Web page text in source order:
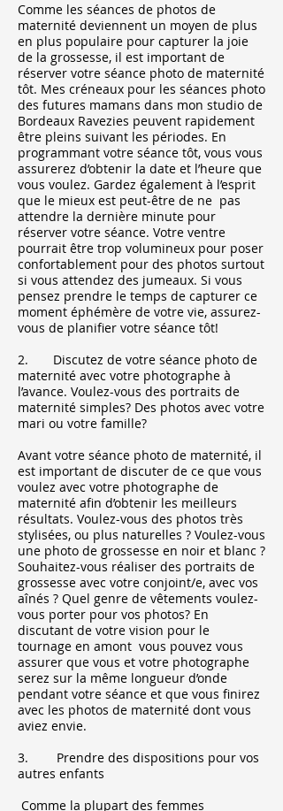
Comme les séances de photos de
maternité deviennent un moyen de plus
en plus populaire pour capturer la joie
de la grossesse, il est important de
réserver votre séance photo de maternité
tôt. Mes créneaux pour les séances photo
des futures mamans dans mon studio de
Bordeaux Ravezies peuvent rapidement
être pleins suivant les périodes. En
programmant votre séance tôt, vous vous
assurerez d’obtenir la date et l’heure que
vous voulez. Gardez également à l’esprit
que le mieux est peut-être de ne pas
attendre la dernière minute pour
réserver votre séance. Votre ventre
pourrait être trop volumineux pour poser
confortablement pour des photos surtout
si vous attendez des jumeaux. Si vous
pensez prendre le temps de capturer ce
moment éphémère de votre vie, assurez-
vous de planifier votre séance tôt!
2. Discutez de votre séance photo de
maternité avec votre photographe à
l’avance. Voulez-vous des portraits de
maternité simples? Des photos avec votre
mari ou votre famille?
Avant votre séance photo de maternité, il
est important de discuter de ce que vous
voulez avec votre photographe de
maternité afin d’obtenir les meilleurs
résultats. Voulez-vous des photos très
stylisées, ou plus naturelles ? Voulez-vous
une photo de grossesse en noir et blanc ?
Souhaitez-vous réaliser des portraits de
grossesse avec votre conjoint/e, avec vos
aînés ? Quel genre de vêtements voulez-
vous porter pour vos photos? En
discutant de votre vision pour le
tournage en amont vous pouvez vous
assurer que vous et votre photographe
serez sur la même longueur d’onde
pendant votre séance et que vous finirez
avec les photos de maternité dont vous
aviez envie.
3. Prendre des dispositions pour vos
autres enfants
Comme la plupart des femmes